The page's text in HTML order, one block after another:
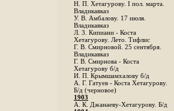
Н. П. Хетагурову. I пол. марта.
Владикавказ
У. В. Амбалову. 17 июля.
Владикавказ
Л. 3. Кипиани - Коста
Хетагурову. Лето. Тифлис
Г. В. Смирновой. 25 сентября.
Владикавказ
Г. В. Смирнова - Коста
Хетагурову б/д
И. П. Крымшамхалову б/д
А. Г. Гатуев - Коста Хетагурову.
Б/д (черновое)
1903
А. К. Джанаеву-Хетагурову. Б/д